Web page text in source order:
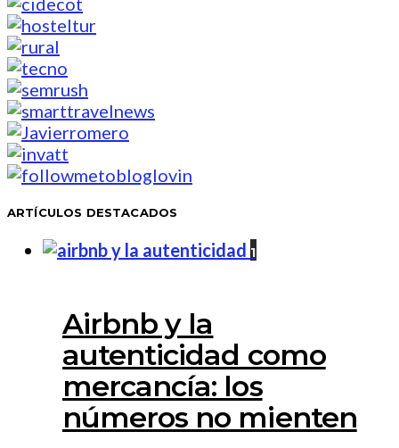
ARTÍCULOS DESTACADOS
1
Airbnb y la
autenticidad como
mercancía: los
números no mienten